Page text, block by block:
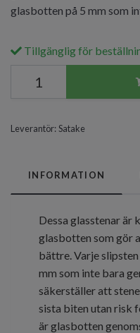
glasbotten på 5 mm som
Tillgänglig för
Leverantör:Satake
INFORMATION
Dessa glasstenar är
glasbotten som gör
bättre. Varje
mm som inte bara
säkerställer att
sista biten utan risk
är glasbotten